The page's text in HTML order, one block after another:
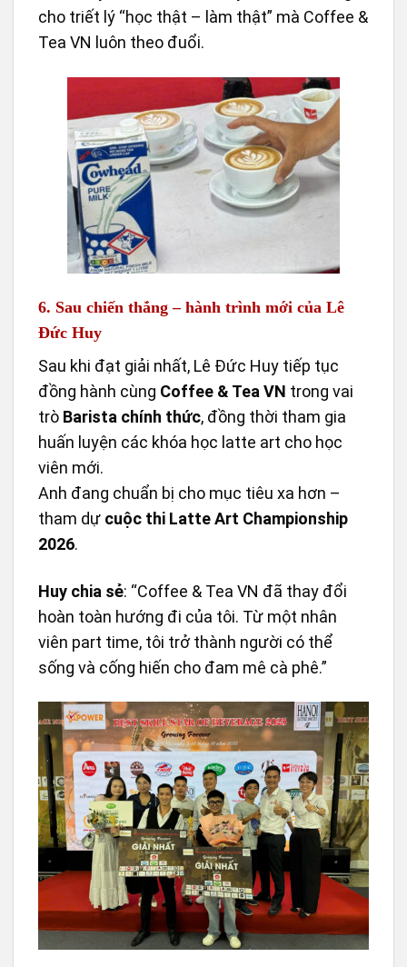
cho triết lý “học thật – làm thật” mà Coffee &
Tea VN luôn theo đuổi.
6. Sau chiến thắng – hành trình mới của Lê
Đức Huy
Sau khi đạt giải nhất, Lê Đức Huy tiếp tục
đồng hành cùng Coffee & Tea VN trong vai
trò Barista chính thức, đồng thời tham gia
huấn luyện các khóa học latte art cho học
viên mới.
Anh đang chuẩn bị cho mục tiêu xa hơn –
tham dự cuộc thi Latte Art Championship
2026.
Huy chia sẻ: “Coffee & Tea VN đã thay đổi
hoàn toàn hướng đi của tôi. Từ một nhân
viên part time, tôi trở thành người có thể
sống và cống hiến cho đam mê cà phê.”